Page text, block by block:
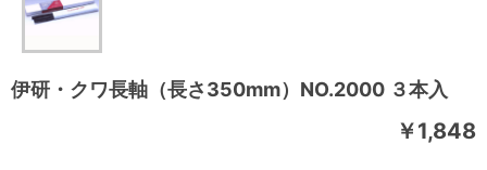
伊研・クワ長軸（長さ350mm）NO.2000 ３本入
￥1,848